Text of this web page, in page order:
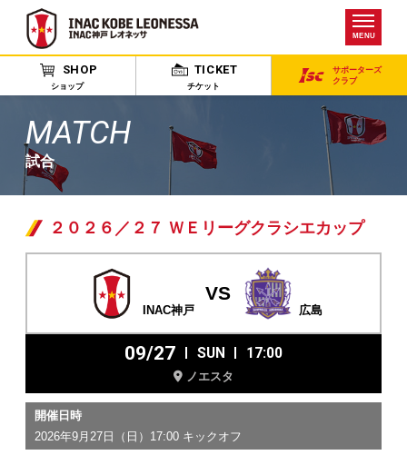
MENU
SHOP
ショップ
TICKET
チケット
サポーターズ
クラブ
MATCH
試合
２０２６／２７ ＷＥリーグクラシエカップ
INAC神戸
VS
広島
09/27 SUN 17:00
ノエスタ
開催日時
2026年9月27日（日）17:00 キックオフ